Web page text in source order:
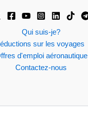
Qui suis-je?
sur les voyages
d'emploi aéronautique
Contactez-nous